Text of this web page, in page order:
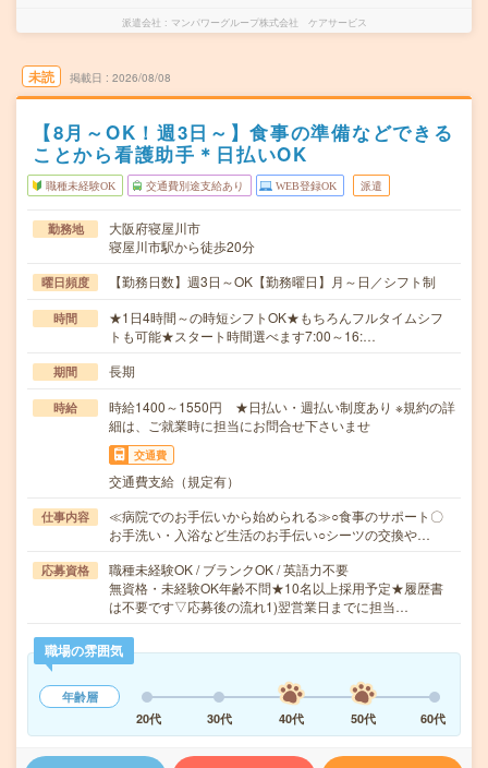
派遣会社 マンパワーグループ株式会社 ケアサービス
未読 掲載日 2026/08/08
【8月～OK！週3日～】食事の準備などできる
ことから看護助手＊日払いOK
職種未経験OK 交通費別途支給あり WEB登録OK 派遣
勤務地
大阪府寝屋川市
寝屋川市駅から徒歩20分
曜日頻度 【勤務日数】週3日～OK【勤務曜日】月～日／シフト制
時間
★1日4時間～の時短シフトOK★もちろんフルタイムシフ
トも可能★スタート時間選べます7:00～16:…
期間 長期
時給
時給1400～1550円 ★日払い・週払い制度あり ※規約の詳
細は、ご就業時に担当にお問合せ下さいませ
交通費
交通費支給（規定有）
仕事内容
≪病院でのお手伝いから始められる≫○食事のサポート〇
お手洗い・入浴など生活のお手伝い○シーツの交換や…
応募資格
職種未経験OK / ブランクOK / 英語力不要
無資格・未経験OK年齢不問★10名以上採用予定★履歴書
は不要です▽応募後の流れ1)翌営業日までに担当…
職場の雰囲気
年齢層
20代
30代 40代 50代 60代